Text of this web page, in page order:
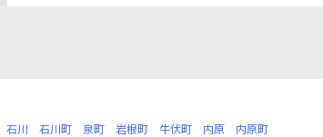
石川 石川町 泉町 岩根町 牛伏町 内原
内原町